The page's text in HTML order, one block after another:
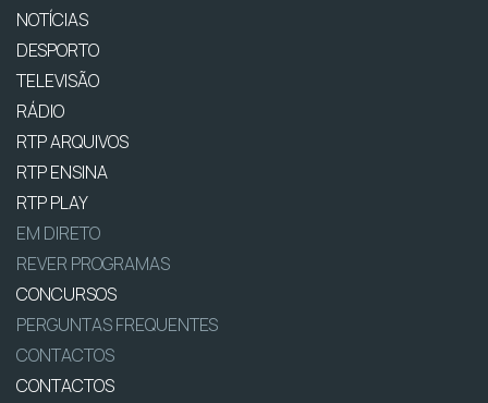
NOTÍCIAS
DESPORTO
TELEVISÃO
RÁDIO
RTP ARQUIVOS
RTP ENSINA
RTP PLAY
EM DIRETO
REVER PROGRAMAS
CONCURSOS
PERGUNTAS FREQUENTES
CONTACTOS
CONTACTOS